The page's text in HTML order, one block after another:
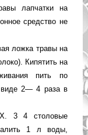
лапчатки на
средство не
ложка травы на
Кипятить на
пить по
виде 2— 4 раза в
3 4 столовые
1 л воды,